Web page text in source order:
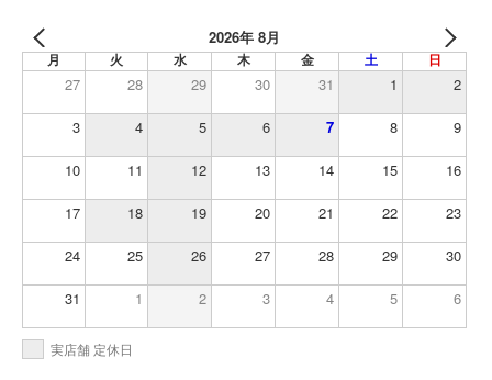
2026年 8月
月 火 水 木 金 土 日
27 28 29 30 31 1 2
3 4 5 6 7 8 9
10 11 12 13 14 15 16
17 18 19 20 21 22 23
24 25 26 27 28 29 30
31 1 2 3 4 5 6
実店舗 定休日